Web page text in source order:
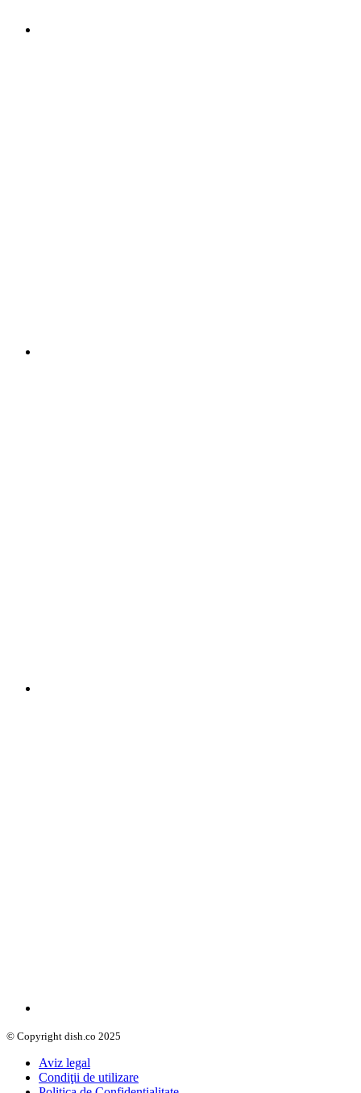
© Copyright dish.co 2025
Aviz legal
Condiţii de utilizare